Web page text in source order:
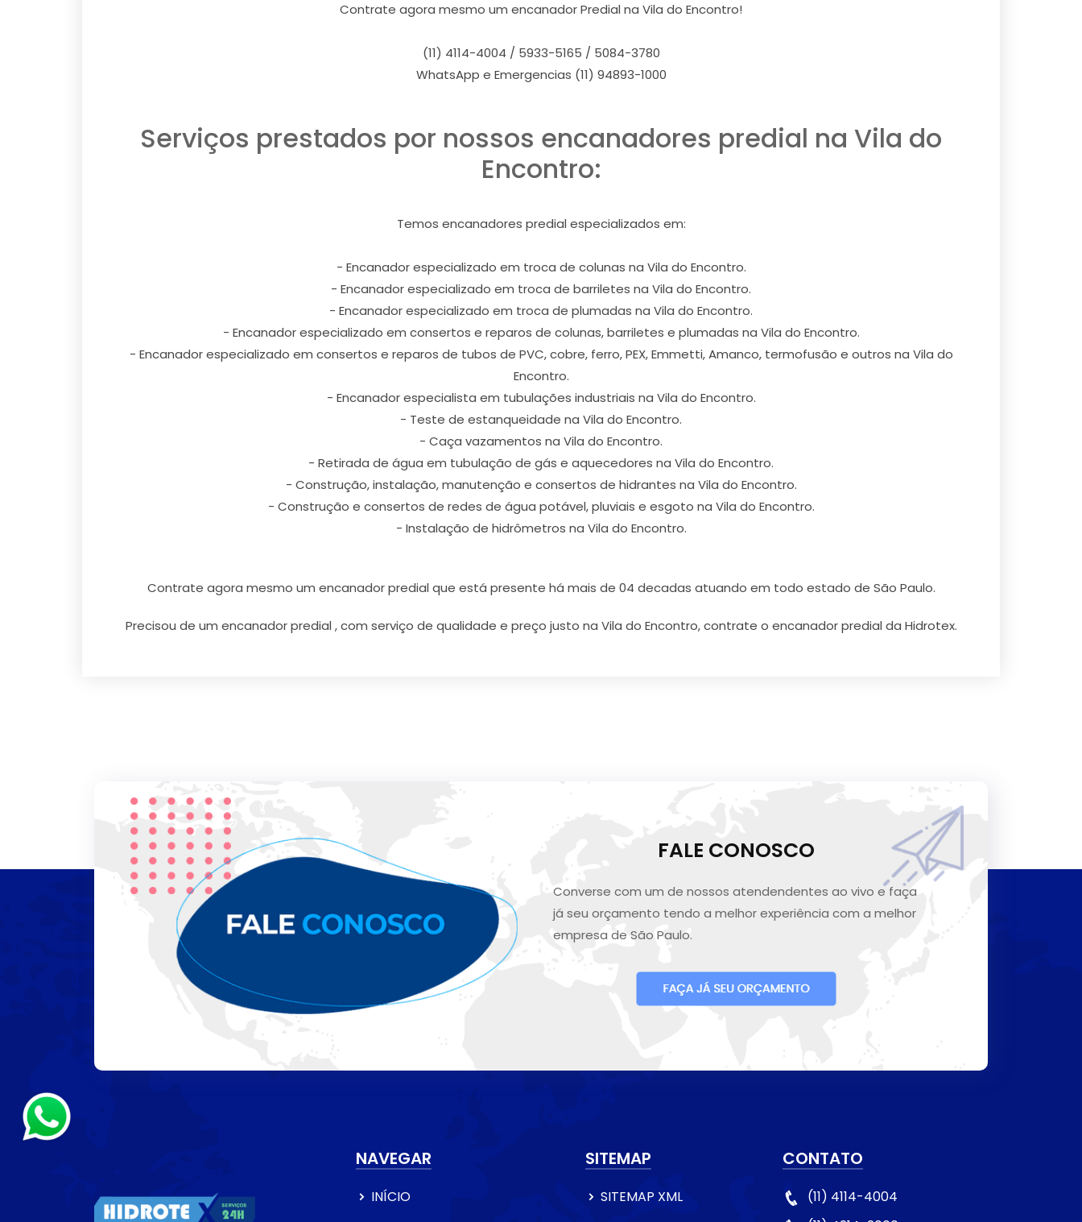
Contrate agora mesmo um encanador Predial na Vila do Encontro!
(11) 4114-4004 / 5933-5165 / 5084-3780
WhatsApp e Emergencias (11) 94893-1000
Serviços prestados por nossos encanadores predial na Vila do
Encontro:
Temos encanadores predial especializados em:
- Encanador especializado em troca de colunas na Vila do Encontro.
- Encanador especializado em troca de barriletes na Vila do Encontro.
- Encanador especializado em troca de plumadas na Vila do Encontro.
- Encanador especializado em consertos e reparos de colunas, barriletes e plumadas na Vila do Encontro.
- Encanador especializado em consertos e reparos de tubos de PVC, cobre, ferro, PEX, Emmetti, Amanco, termofusão e outros na Vila do
Encontro.
- Encanador especialista em tubulações industriais na Vila do Encontro.
- Teste de estanqueidade na Vila do Encontro.
- Caça vazamentos na Vila do Encontro.
- Retirada de água em tubulação de gás e aquecedores na Vila do Encontro.
- Construção, instalação, manutenção e consertos de hidrantes na Vila do Encontro.
- Construção e consertos de redes de água potável, pluviais e esgoto na Vila do Encontro.
- Instalação de hidrômetros na Vila do Encontro.
Contrate agora mesmo um encanador predial que está presente há mais de 04 decadas atuando em todo estado de São Paulo.
Precisou de um encanador predial , com serviço de qualidade e preço justo na Vila do Encontro, contrate o encanador predial da Hidrotex.
FALE CONOSCO
Converse com um de nossos atendendentes ao vivo e faça
já seu orçamento tendo a melhor experiência com a melhor
empresa de São Paulo.
NAVEGAR
INÍCIO
SITEMAP
SITEMAP XML
CONTATO
(11) 4114-4004